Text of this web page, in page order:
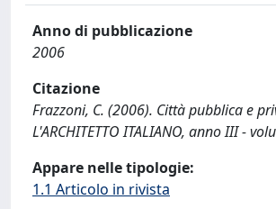
Anno di pubblicazione
2006
Citazione
Frazzoni, C. (2006). Città pubblica e
L'ARCHITETTO ITALIANO, anno III -
Appare nelle tipologie:
1.1 Articolo in rivista